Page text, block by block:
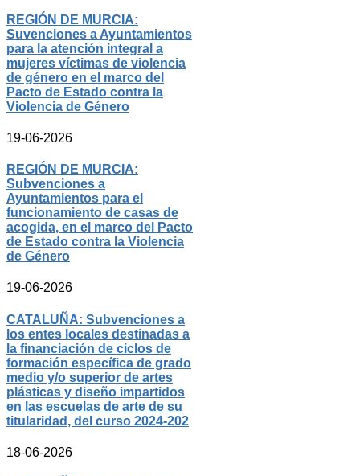
REGIÓN DE MURCIA:
Suvenciones a Ayuntamientos
para la atención integral a
mujeres víctimas de violencia
de género en el marco del
Pacto de Estado contra la
Violencia de Género
19-06-2026
REGIÓN DE MURCIA:
Subvenciones a
Ayuntamientos para el
funcionamiento de casas de
acogida, en el marco del Pacto
de Estado contra la Violencia
de Género
19-06-2026
CATALUÑA: Subvenciones a
los entes locales destinadas a
la financiación de ciclos de
formación específica de grado
medio y/o superior de artes
plásticas y diseño impartidos
en las escuelas de arte de su
titularidad, del curso 2024-202
18-06-2026